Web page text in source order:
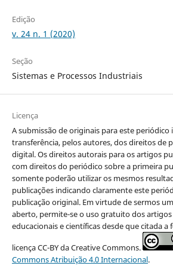
Edição
v. 24 n. 1 (2020)
Seção
Sistemas e Processos Industriais
Licença
A submissão de originais para este periódico
transferência, pelos autores, dos direitos de
digital. Os direitos autorais para os artigos
com direitos do periódico sobre a primeira
somente poderão utilizar os mesmos
publicações indicando claramente este
publicação original. Em virtude de sermos
aberto, permite-se o uso gratuito dos artigos
educacionais e científicas desde que citada
licença CC-BY da Creative Commons.
Commons Atribuição 4.0 Internacional.